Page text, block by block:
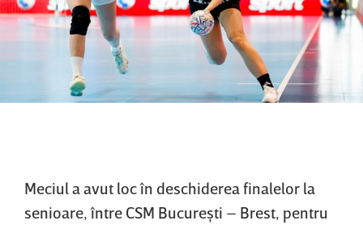
Meciul a avut loc în deschiderea finalelor la
senioare, între CSM Bucureşti – Brest, pentru